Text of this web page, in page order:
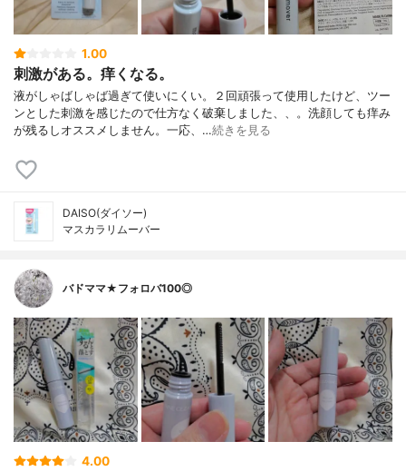
1.00
刺激がある。痒くなる。
液がしゃばしゃば過ぎて使いにくい。２回頑張って使用したけど、ツー
ンとした刺激を感じたので仕方なく破棄しました、、。洗顔しても痒み
が残るしオススメしません。一応、…続きを見る
DAISO(ダイソー)
マスカラリムーバー
バドママ★フォロバ100◎
4.00